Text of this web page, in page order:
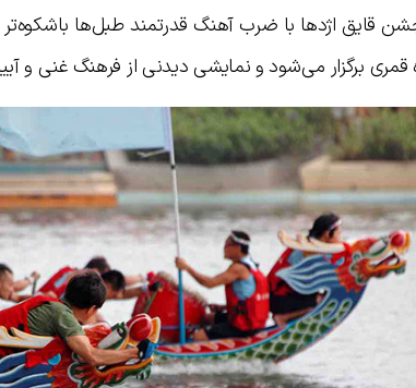
قایق اژدها با ضرب آهنگ قدرتمند طبل‌ها
قمری برگزار می‌شود و نمایشی دیدنی از فرهنگ غنی